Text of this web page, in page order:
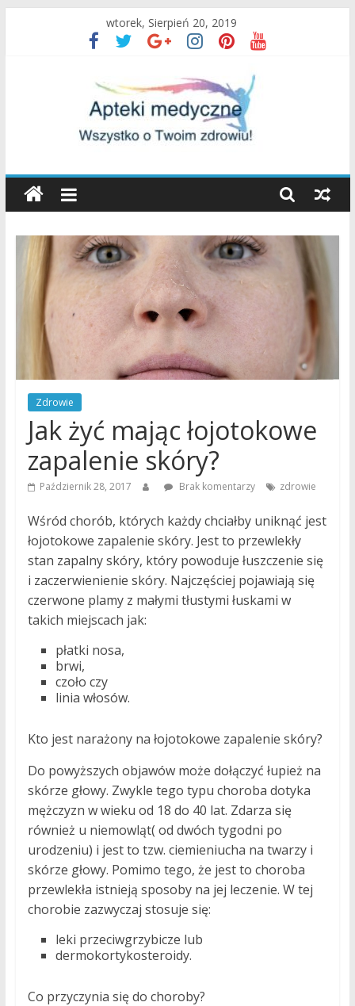
wtorek, Sierpień 20, 2019
Apteki
Medyczne
Blog
Uroda
zdrowy
nasza
pasja!
Zdrowie
Jak żyć mając łojotokowe
zapalenie skóry?
Październik 28, 2017 Brak komentarzy zdrowie
Wśród chorób, których każdy chciałby uniknąć jest
łojotokowe zapalenie skóry. Jest to przewlekły
stan zapalny skóry, który powoduje łuszczenie się
i zaczerwienienie skóry. Najczęściej pojawiają się
czerwone plamy z małymi tłustymi łuskami w
takich miejscach jak:
płatki nosa,
brwi,
czoło czy
linia włosów.
Kto jest narażony na łojotokowe zapalenie skóry?
Do powyższych objawów może dołączyć łupież na
skórze głowy. Zwykle tego typu choroba dotyka
mężczyzn w wieku od 18 do 40 lat. Zdarza się
również u niemowląt( od dwóch tygodni po
urodzeniu) i jest to tzw. ciemieniucha na twarzy i
skórze głowy. Pomimo tego, że jest to choroba
przewlekła istnieją sposoby na jej leczenie. W tej
chorobie zazwyczaj stosuje się:
leki przeciwgrzybicze lub
dermokortykosteroidy.
Co przyczynia się do choroby?